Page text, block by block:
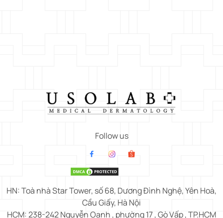
Follow us
HN: Toà nhà Star Tower, số 68, Dương Đình Nghệ, Yên Hoà,
Cầu Giấy, Hà Nội
HCM: 238-242 Nguyễn Oanh , phường 17 , Gò Vấp , TP.HCM